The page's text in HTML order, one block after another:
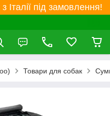
під замовлення!
Товари для собак